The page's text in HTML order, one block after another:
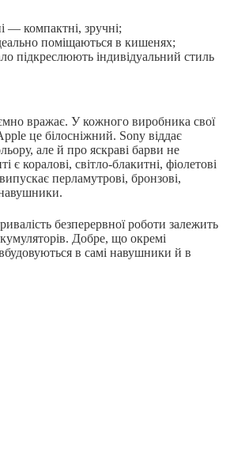
— компактні, зручні;
поміщаються в кишенях;
підкреслюють індивідуальний стиль
вражає. У кожного виробника свої
це білосніжний. Sony віддає
але й про яскраві барви не
є коралові, світло-блакитні, фіолетові
перламутрові, бронзові,
навушники.
безперервної роботи залежить
Добре, що окремі
в самі навушники й в